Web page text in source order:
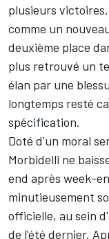
plusieurs
comme un
deuxième place
plus retrouvé un
élan par une
longtemps resté
spécification.
Doté d'un moral
Morbidelli ne
end après week-
minutieusement
officielle, au sein
de l'été dernier.